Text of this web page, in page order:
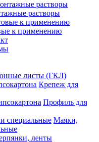
растворы
к применению
листы (ГКЛ)
Крепеж для
Профиль для
Маяки,